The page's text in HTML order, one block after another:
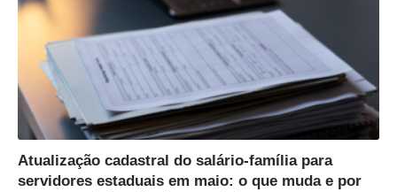
Atualização cadastral do salário-família para
servidores estaduais em maio: o que muda e por